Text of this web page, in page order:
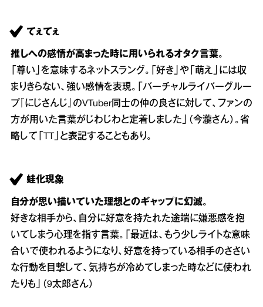
てぇてぇ
推しへの感情が高まった時に用いられるオタク言葉。
「尊い」を意味するネットスラング。「好き」や「萌え」には収
まりきらない、強い感情を表現。「バーチャルライバーグルー
プ『にじさんじ』のVTuber同士の仲の良さに対して、ファンの
方が用いた言葉がじわじわと定着しました」（今瀧さん）。省
略して「TT」と表記することもあり。
蛙化現象
自分が思い描いていた理想とのギャップに幻滅。
好きな相手から、自分に好意を持たれた途端に嫌悪感を抱
いてしまう心理を指す言葉。「最近は、もう少しライトな意味
合いで使われるようになり、好意を持っている相手のささい
な行動を目撃して、気持ちが冷めてしまった時などに使われ
たりも」（9太郎さん）